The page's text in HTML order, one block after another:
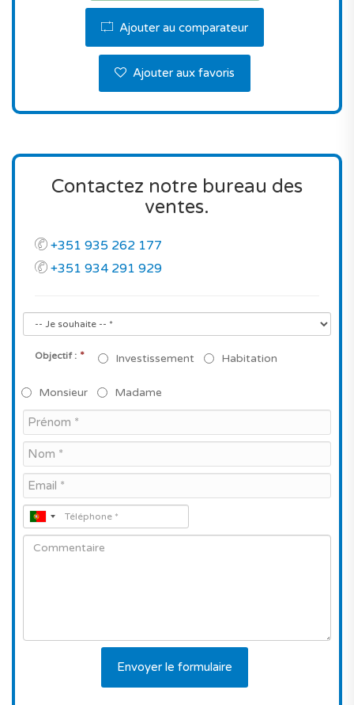
Que demander de plus?
Contactez-nous pour visiter.
Ajouter au comparateur
Ajouter aux favoris
Contactez notre bureau des
ventes.
+351 935 262 177
+351 934 291 929
Objectif : * Investissement Habitation
Monsieur Madame